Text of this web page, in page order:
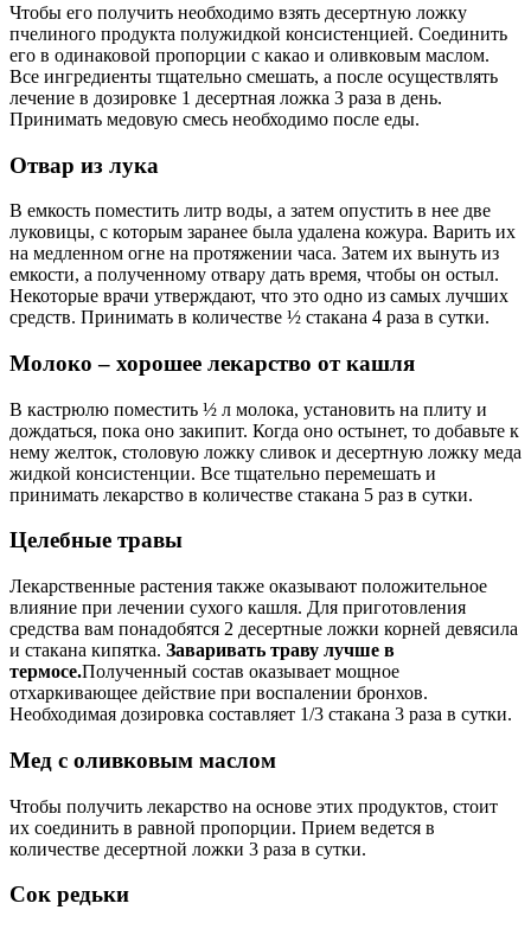
Чтобы его получить необходимо взять десертную ложку
пчелиного продукта полужидкой консистенцией. Соединить
его в одинаковой пропорции с какао и оливковым маслом.
Все ингредиенты тщательно смешать, а после осуществлять
лечение в дозировке 1 десертная ложка 3 раза в день.
Принимать медовую смесь необходимо после еды.
Отвар из лука
В емкость поместить литр воды, а затем опустить в нее две
луковицы, с которым заранее была удалена кожура. Варить их
на медленном огне на протяжении часа. Затем их вынуть из
емкости, а полученному отвару дать время, чтобы он остыл.
Некоторые врачи утверждают, что это одно из самых лучших
средств. Принимать в количестве ½ стакана 4 раза в сутки.
Молоко – хорошее лекарство от кашля
В кастрюлю поместить ½ л молока, установить на плиту и
дождаться, пока оно закипит. Когда оно остынет, то добавьте к
нему желток, столовую ложку сливок и десертную ложку меда
жидкой консистенции. Все тщательно перемешать и
принимать лекарство в количестве стакана 5 раз в сутки.
Целебные травы
Лекарственные растения также оказывают положительное
влияние при лечении сухого кашля. Для приготовления
средства вам понадобятся 2 десертные ложки корней девясила
и стакана кипятка. Заваривать траву лучше в
термосе.Полученный состав оказывает мощное
отхаркивающее действие при воспалении бронхов.
Необходимая дозировка составляет 1/3 стакана 3 раза в сутки.
Мед с оливковым маслом
Чтобы получить лекарство на основе этих продуктов, стоит
их соединить в равной пропорции. Прием ведется в
количестве десертной ложки 3 раза в сутки.
Сок редьки